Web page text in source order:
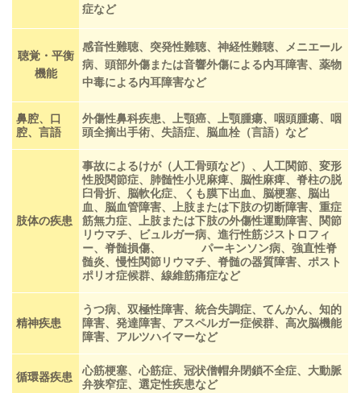
症など
聴覚・平衡
機能
感音性難聴、突発性難聴、神経性難聴、メニエール
病、頭部外傷または音響外傷による内耳障害、薬物
中毒による内耳障害など
鼻腔、口
腔、言語
外傷性鼻科疾患、上顎癌、上顎腫瘍、咽頭腫瘍、咽
頭全摘出手術、失語症、脳血栓（言語）など
肢体の疾患
事故によるけが（人工骨頭など）、人工関節、変形
性股関節症、肺髄性小児麻痺、脳性麻痺、脊柱の脱
臼骨折、脳軟化症、くも膜下出血、脳梗塞、脳出
血、脳血管障害、上肢または下肢の切断障害、重症
筋無力症、上肢または下肢の外傷性運動障害、関節
リウマチ、ビュルガー病、進行性筋ジストロフィ
ー、脊髄損傷、 パーキンソン病、強直性脊
髄炎、慢性関節リウマチ、脊髄の器質障害、ポスト
ポリオ症候群、線維筋痛症など
精神疾患
うつ病、双極性障害、統合失調症、てんかん、知的
障害、発達障害、アスペルガー症候群、高次脳機能
障害、アルツハイマーなど
循環器疾患
心筋梗塞、心筋症、冠状僧帽弁閉鎖不全症、大動脈
弁狭窄症、選定性疾患など